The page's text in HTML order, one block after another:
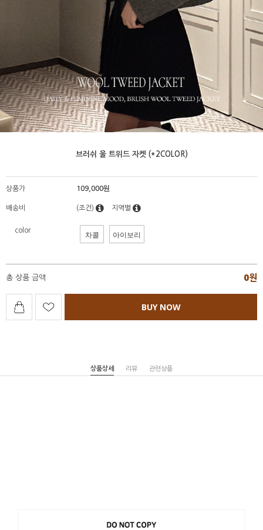
브러쉬 울 트위드 자켓 (*2COLOR)
상품가 109,000원
배송비 (조건) 지역별
color 차콜 아이보리
총 상품 금액 0원
BUY NOW
상품상세 리뷰 관련상품